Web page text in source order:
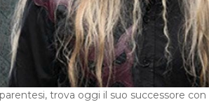
trova oggi il suo successore con